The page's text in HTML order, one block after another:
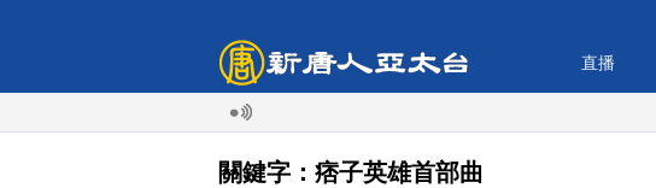
直播
關鍵字：痞子英雄首部曲